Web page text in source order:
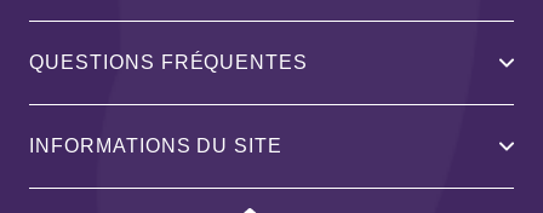
QUESTIONS FRÉQUENTES
INFORMATIONS DU SITE